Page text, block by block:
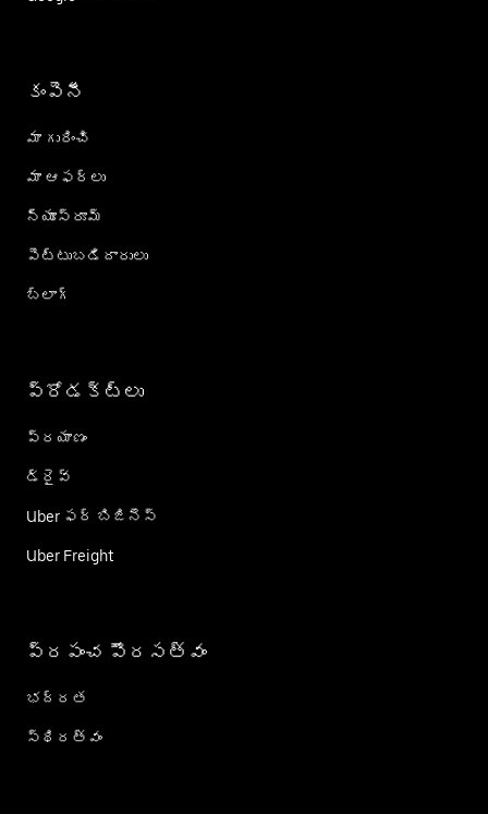
కంపెనీ
మా గురించి
మా ఆఫర్లు
న్యూస్‌రూమ్
పెట్టుబడిదారులు
బ్లాగ్
ప్రోడక్ట్؜లు
ప్రయాణం
డ్రైవ్
Uber ఫర్ బిజినెస్
Uber Freight
ప్రపంచ పౌరసత్వం
భద్రత
స్థిరత్వం